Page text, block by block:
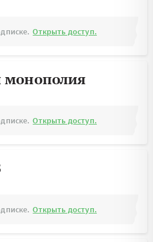
Открыть доступ.
монополия
Открыть доступ.
Открыть доступ.